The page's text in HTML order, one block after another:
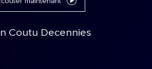
Coutu Decennies